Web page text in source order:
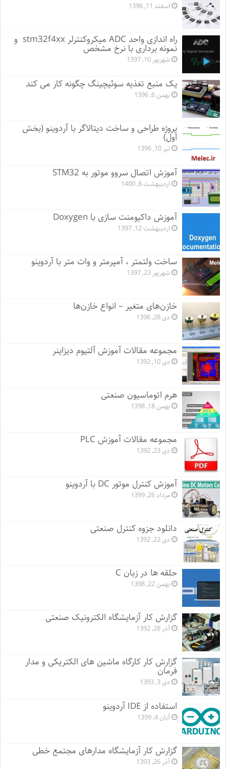
اسفند 11, 1396
راه اندازی واحد ADC میکروکنترلر stm32f4xx و
نمونه برداری با نرخ مشخص
شهریور 10, 1397
یک منبع تغذیه سوئیچینگ چگونه کار می کند
بهمن 6, 1396
پروژه طراحی و ساخت دیتالاگر با آردوینو (بخش
اول)
تیر 10, 1396
آموزش اتصال سروو موتور به STM32
اردیبهشت 8, 1400
آموزش داکیومنت سازی با Doxygen
اردیبهشت 12, 1397
ساخت ولتمتر ، آمپرمتر و وات متر با آردوینو
شهریور 23, 1397
خازن‌های متغیر – انواع خازن‌ها
دی 28, 1396
مجموعه مقالات آموزش آلتیوم دیزاینر
دی 10, 1392
هرم اتوماسیون صنعتی
بهمن 18, 1398
مجموعه مقالات آموزش PLC
دی 23, 1392
آموزش کنترل موتور DC با آردوینو
مرداد 26, 1399
دانلود جزوه کنترل صنعتی
دی 22, 1392
حلقه ها در زبان C
بهمن 22, 1398
گزارش کار آزمایشگاه الکترونیک صنعتی
آذر 28, 1392
گزارش کار کارگاه ماشین های الکتریکی و مدار
فرمان
دی 3, 1393
استفاده از IDE آردوینو
آبان 4, 1399
گزارش کار آزمایشگاه مدارهای مجتمع خطی
آذر 26, 1393